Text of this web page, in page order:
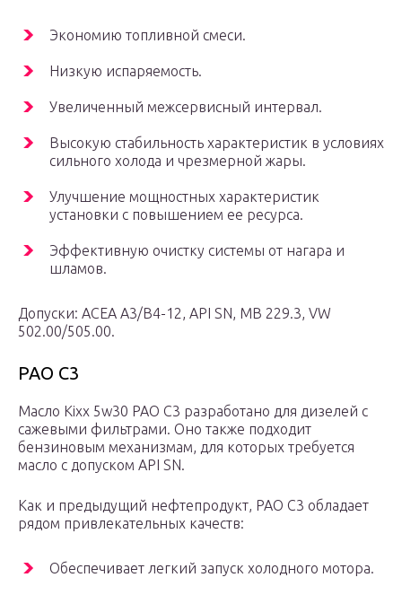
Экономию топливной смеси.
Низкую испаряемость.
Увеличенный межсервисный интервал.
Высокую стабильность характеристик в условиях
сильного холода и чрезмерной жары.
Улучшение мощностных характеристик
установки с повышением ее ресурса.
Эффективную очистку системы от нагара и
шламов.
Допуски: АСЕА А3/В4-12, API SN, MB 229.3, VW
502.00/505.00.
PAO C3
Масло Kixx 5w30 РАО С3 разработано для дизелей с
сажевыми фильтрами. Оно также подходит
бензиновым механизмам, для которых требуется
масло с допуском API SN.
Как и предыдущий нефтепродукт, РАО С3 обладает
рядом привлекательных качеств:
Обеспечивает легкий запуск холодного мотора.